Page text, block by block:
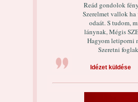
Reád gondolok
Szerelmet vallok
odaát. S tudom,
lánynak, Mégis
Hagyom letiporni
Szeretni
Idézet küldése